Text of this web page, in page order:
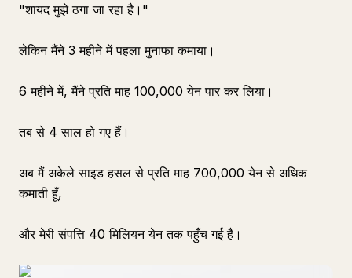
"शायद मुझे ठगा जा रहा है।"
लेकिन मैंने 3 महीने में पहला मुनाफा कमाया।
6 महीने में, मैंने प्रति माह 100,000 येन पार कर लिया।
तब से 4 साल हो गए हैं।
अब मैं अकेले साइड हसल से प्रति माह 700,000 येन से अधिक
कमाती हूँ,
और मेरी संपत्ति 40 मिलियन येन तक पहुँच गई है।